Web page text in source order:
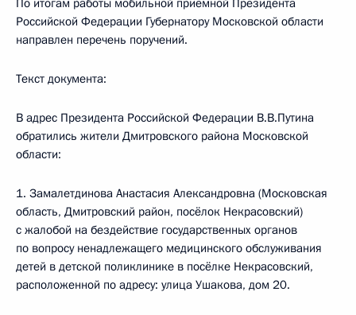
По итогам работы мобильной приёмной Президента
Российской Федерации Губернатору Московской области
направлен перечень поручений.
Текст документа:
В адрес Президента Российской Федерации В.В.Путина
обратились жители Дмитровского района Московской
области:
1. Замалетдинова Анастасия Александровна (Московская
область, Дмитровский район, посёлок Некрасовский)
с жалобой на бездействие государственных органов
по вопросу ненадлежащего медицинского обслуживания
детей в детской поликлинике в посёлке Некрасовский,
расположенной по адресу: улица Ушакова, дом 20.